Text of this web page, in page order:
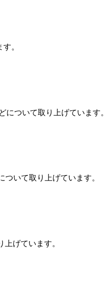
。
について取り上げています。
ついて取り上げています。
上げています。